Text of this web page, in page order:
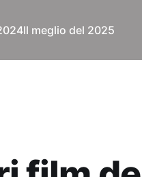
Il meglio del 2025